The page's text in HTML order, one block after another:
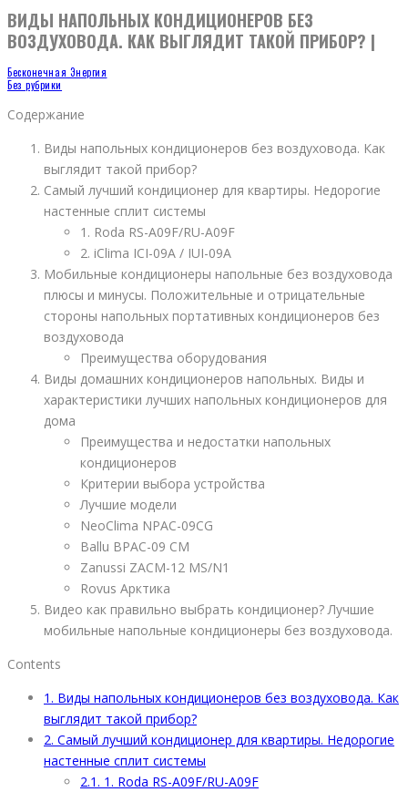
ВИДЫ НАПОЛЬНЫХ КОНДИЦИОНЕРОВ БЕЗ
ВОЗДУХОВОДА. КАК ВЫГЛЯДИТ ТАКОЙ ПРИБОР? |
Бесконечная Энергия
Без рубрики
Содержание
Виды напольных кондиционеров без воздуховода. Как
выглядит такой прибор?
Самый лучший кондиционер для квартиры. Недорогие
настенные сплит системы
1. Roda RS-A09F/RU-A09F
2. iClima ICI-09A / IUI-09A
Мобильные кондиционеры напольные без воздуховода
плюсы и минусы. Положительные и отрицательные
стороны напольных портативных кондиционеров без
воздуховода
Преимущества оборудования
Виды домашних кондиционеров напольных. Виды и
характеристики лучших напольных кондиционеров для
дома
Преимущества и недостатки напольных
кондиционеров
Критерии выбора устройства
Лучшие модели
NeoClima NPAC-09CG
Ballu BPAC-09 CM
Zanussi ZACM-12 MS/N1
Rovus Арктика
Видео как правильно выбрать кондиционер? Лучшие
мобильные напольные кондиционеры без воздуховода.
Contents
1. Виды напольных кондиционеров без воздуховода. Как
выглядит такой прибор?
2. Самый лучший кондиционер для квартиры. Недорогие
настенные сплит системы
2.1. 1. Roda RS-A09F/RU-A09F